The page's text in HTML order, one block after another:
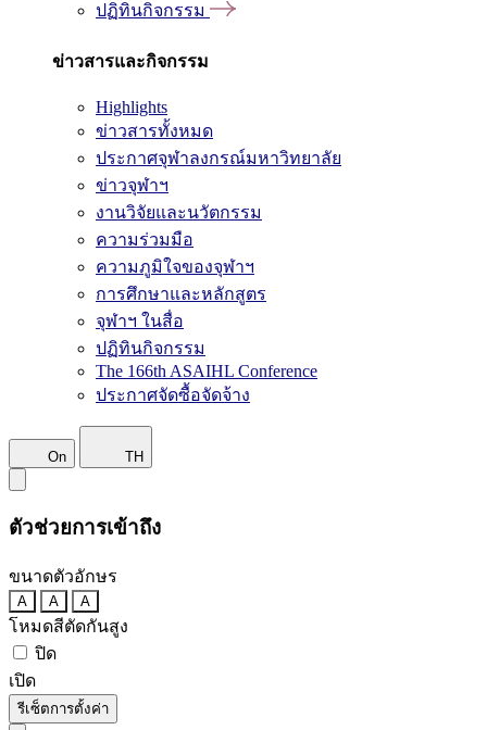
ปฏิทินกิจกรรม
ข่าวสารและกิจกรรม
Highlights
ข่าวสารทั้งหมด
ประกาศจุฬาลงกรณ์มหาวิทยาลัย
ข่าวจุฬาฯ
งานวิจัยและนวัตกรรม
ความร่วมมือ
ความภูมิใจของจุฬาฯ
การศึกษาและหลักสูตร
จุฬาฯ ในสื่อ
ปฏิทินกิจกรรม
The 166th ASAIHL Conference
ประกาศจัดซื้อจัดจ้าง
On TH
ตัวช่วยการเข้าถึง
ขนาดตัวอักษร
A A A
โหมดสีตัดกันสูง
ปิด
เปิด
รีเซ็ตการตั้งค่า